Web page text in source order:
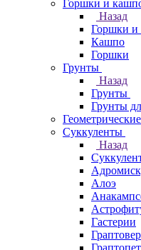
Горшки и
Назад
Горшки и
Кашпо
Горшки
Грунты
Назад
Грунты
Грунты
Суккуленты
Назад
Алоэ
Гастерии